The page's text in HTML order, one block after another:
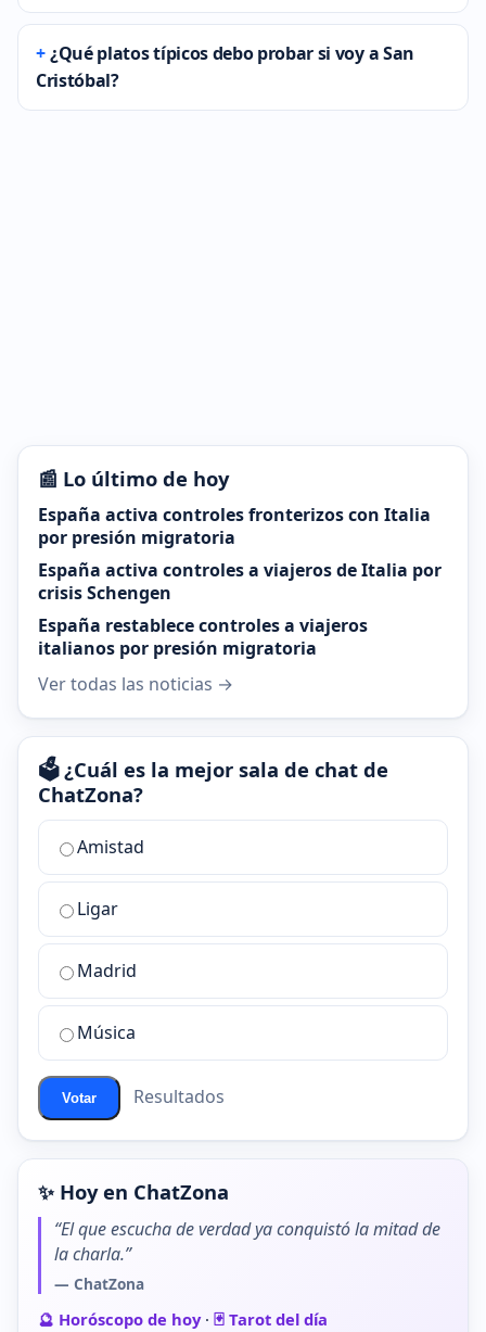
¿Qué platos típicos debo probar si voy a San
Cristóbal?
📰 Lo último de hoy
España activa controles fronterizos con Italia
por presión migratoria
España activa controles a viajeros de Italia por
crisis Schengen
España restablece controles a viajeros
italianos por presión migratoria
Ver todas las noticias →
🗳️ ¿Cuál es la mejor sala de chat de
ChatZona?
¿Cuál
la
mejor
sala
chat
ChatZona?
Amistad
Ligar
Madrid
Música
Votar Resultados
✨ Hoy en ChatZona
“El que escucha de verdad ya conquistó la mitad de
la charla.”
— ChatZona
🔮 Horóscopo de hoy· 🃏 Tarot del día